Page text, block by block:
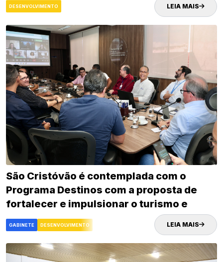
DESENVOLVIMENTO LEIA MAIS
São Cristóvão é contemplada com o
Programa Destinos com a proposta de
fortalecer e impulsionar o turismo e
desenvolvimento econômico da cidade
GABINETE DESENVOLVIMENTO LEIA MAIS